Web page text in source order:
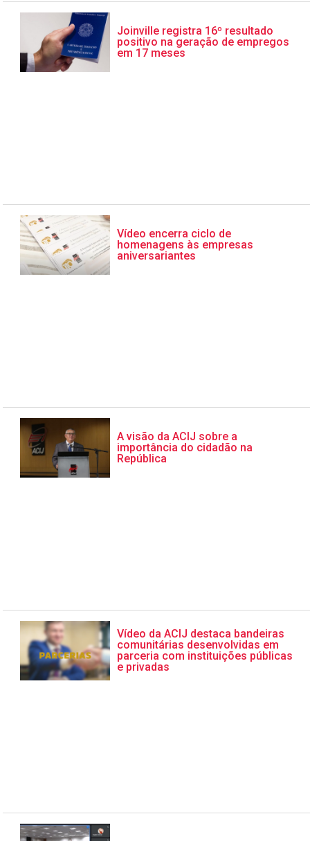
Joinville registra 16º resultado
positivo na geração de empregos
em 17 meses
Vídeo encerra ciclo de
homenagens às empresas
aniversariantes
A visão da ACIJ sobre a
importância do cidadão na
República
Vídeo da ACIJ destaca bandeiras
comunitárias desenvolvidas em
parceria com instituições públicas
e privadas